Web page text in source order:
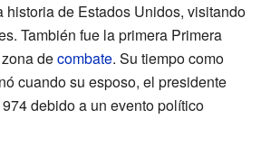
historia de Estados Unidos, visitando
También fue la primera Primera
decombate. Su tiempo como
cuando su esposo, el presidente
debido a un evento político